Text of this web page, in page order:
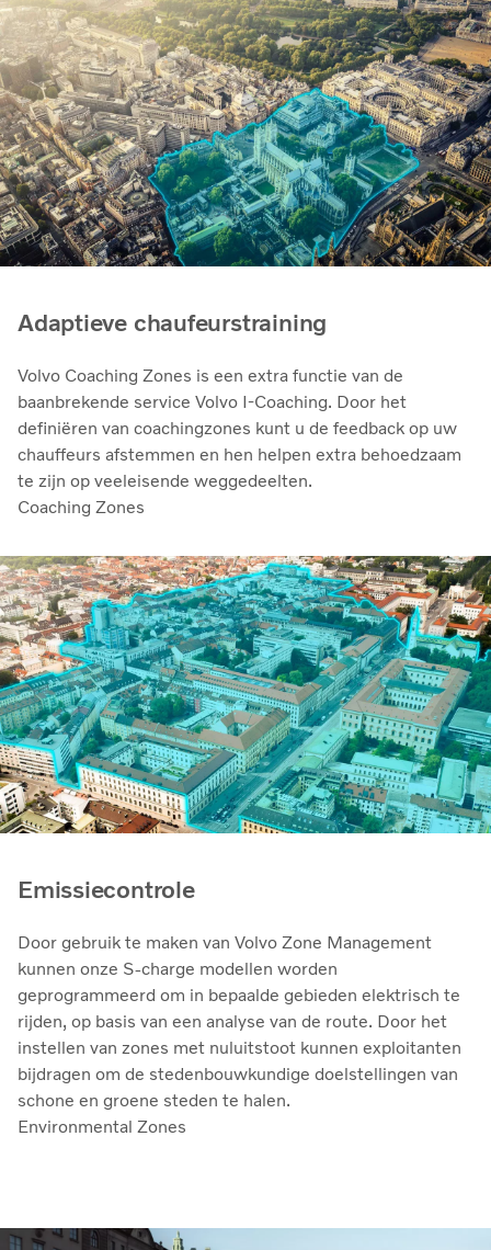
Adaptieve chaufeurstraining
Volvo Coaching Zones is een extra functie van de
baanbrekende service Volvo I-Coaching. Door het
definiëren van coachingzones kunt u de feedback op uw
chauffeurs afstemmen en hen helpen extra behoedzaam
te zijn op veeleisende weggedeelten.
Coaching Zones
Emissiecontrole
Door gebruik te maken van Volvo Zone Management
kunnen onze S-charge modellen worden
geprogrammeerd om in bepaalde gebieden elektrisch te
rijden, op basis van een analyse van de route. Door het
instellen van zones met nuluitstoot kunnen exploitanten
bijdragen om de stedenbouwkundige doelstellingen van
schone en groene steden te halen.
Environmental Zones